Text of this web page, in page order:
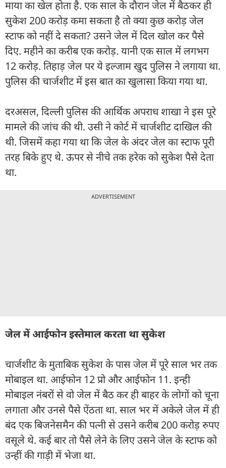
माया का खेल होता है. एक साल के दौरान जेल में बैठकर ही
सुकेश 200 करोड़ कमा सकता है तो क्या कुछ करोड़ जेल
स्टाफ को नहीं दे सकता? उसने जेल में दिल खोल कर पैसे
दिए. महीने का करीब एक करोड़. यानी एक साल में लगभग
12 करोड़. तिहाड़ जेल पर ये इल्जाम खुद पुलिस ने लगाया था.
पुलिस की चार्जशीट में इस बात का खुलासा किया गया था.
दरअसल, दिल्ली पुलिस की आर्थिक अपराध शाखा ने इस पूरे
मामले की जांच की थी. उसी ने कोर्ट में चार्जशीट दाखिल की
थी. जिसमें कहा गया था कि जेल के अंदर जेल का स्टाफ पूरी
तरह बिके हुए थे. ऊपर से नीचे तक हरेक को सुकेश पैसे देता
था.
ADVERTISEMENT
जेल में आईफोन इस्तेमाल करता था सुकेश
चार्जशीट के मुताबिक सुकेश के पास जेल में पूरे साल भर तक
मोबाइल था. आईफोन 12 प्रो और आईफोन 11. इन्ही
मोबाइल नंबरों से वो जेल में बैठ कर ही बाहर के लोगों को चूना
लगाता और उनसे पैसे ऐंठता था. साल भर में अकेले जेल में ही
बंद एक बिजनेसमैन की पत्नी से उसने करीब 200 करोड़ रुपए
वसूले थे. कई बार तो पैसे लेने के लिए उसने जेल के स्टाफ को
उन्हीं की गाड़ी में भेजा था.